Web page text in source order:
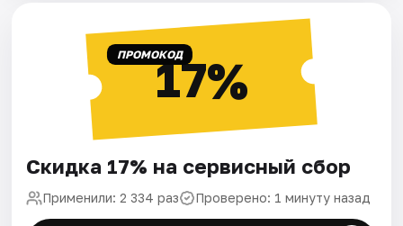
ПРОМОКОД17%
Скидка 17% на сервисный сбор
Применили: 2 334 раз Проверено: 1 минуту назад